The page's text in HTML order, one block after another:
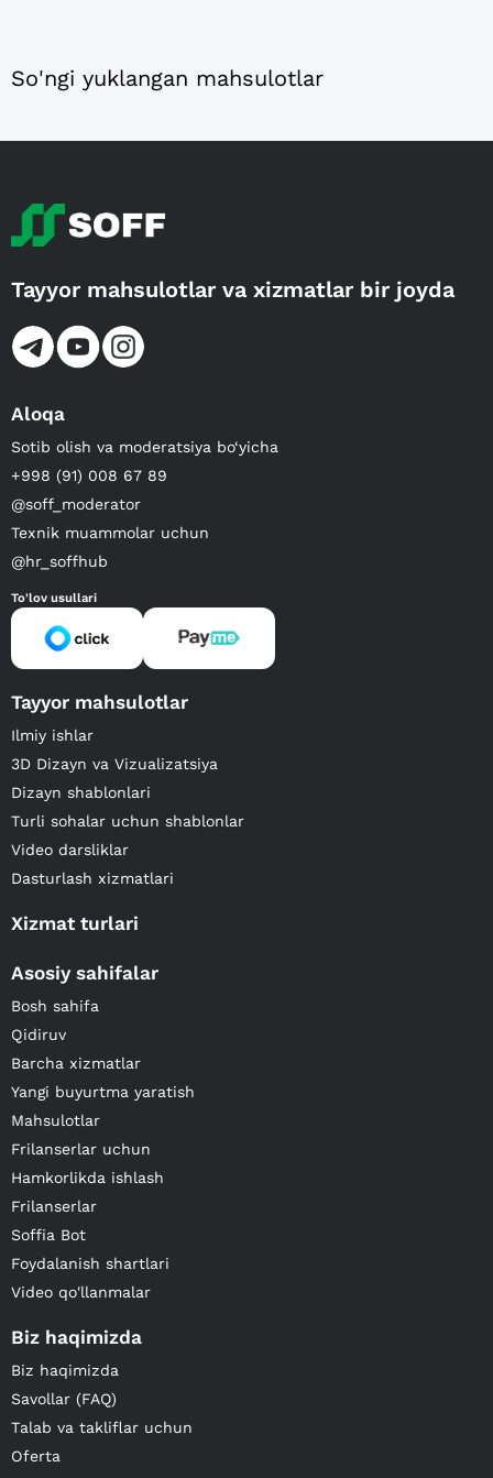
So'ngi yuklangan mahsulotlar
Tayyor mahsulotlar va xizmatlar bir joyda
Aloqa
Sotib olish va moderatsiya bo‘yicha
+998 (91) 008 67 89
@soff_moderator
Texnik muammolar uchun
@hr_soffhub
To'lov usullari
Tayyor mahsulotlar
Ilmiy ishlar
3D Dizayn va Vizualizatsiya
Dizayn shablonlari
Turli sohalar uchun shablonlar
Video darsliklar
Dasturlash xizmatlari
Xizmat turlari
Asosiy sahifalar
Bosh sahifa
Qidiruv
Barcha xizmatlar
Yangi buyurtma yaratish
Mahsulotlar
Frilanserlar uchun
Hamkorlikda ishlash
Frilanserlar
Soffia Bot
Foydalanish shartlari
Video qo'llanmalar
Biz haqimizda
Biz haqimizda
Savollar (FAQ)
Talab va takliflar uchun
Oferta